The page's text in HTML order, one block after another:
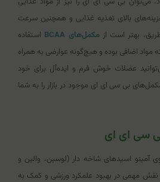
بالای تغذیه غذایی و همچنین سرعت
بهتر است از مکمل‌های BCAA
استفاده
مواد اضافی بوده و هیچ‌گونه عوارضی به همراه
عضلات خوش فرم و ایده‌آل برای خود
بی سی ای ای موجود در بازار را به شما
سی ای ای
آمینو اسیدهای شاخه دار (لوسین، والین و
نقش مهمی در بهبود علمکرد ورزشی و کمک به